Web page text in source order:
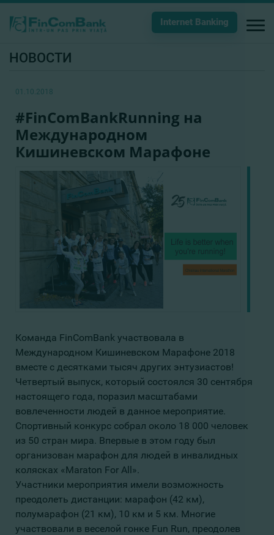
Internet Banking
НОВОСТИ
01.10.2018
#FinComBankRunning на
Международном
Кишиневском Марафоне
Команда FinComBank участвовала в
Международном Кишиневском Марафоне 2018
вместе с десятками тысяч других энтузиастов!
Четвертый выпуск, который состоялся 30 сентября
настоящего года, поразил масштабами
вовлеченности людей в данное мероприятие.
Спортивный конкурс собрал около 18 000 человек
из 50 стран мира. Впервые в этом году был
организован марафон для людей в инвалидных
колясках «Maraton For All».
Участники мероприятия имели возможность
преодолеть дистанции: марафон (42 км),
полумарафон (21 км), 10 км и 5 км. Многие
участвовали в веселой гонке Fun Run, преодолев